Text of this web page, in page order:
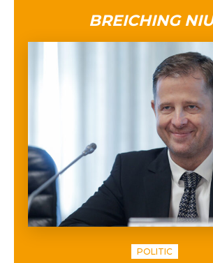
BREICHING
POLITIC